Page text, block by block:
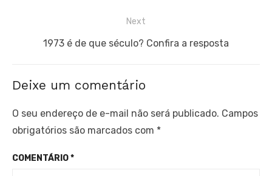
Next
Next
1973 é de que século? Confira a resposta
Deixe um comentário
O seu endereço de e-mail não será publicado. Campos
obrigatórios são marcados com *
COMENTÁRIO*